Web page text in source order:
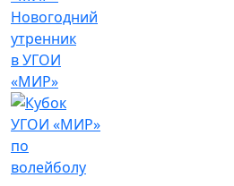
Новогодний
утренник
в УГОИ
«МИР»